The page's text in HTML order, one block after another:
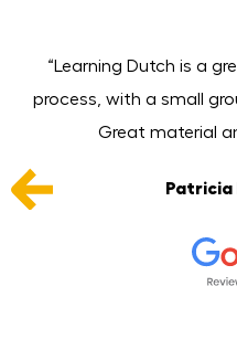
“Learning Dutch is a
process, with a small
Great material
Patricia